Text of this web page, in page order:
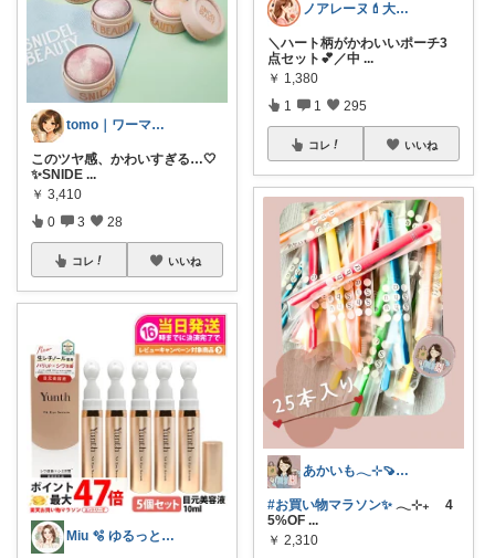
tomo｜ワーママの快適な暮らし🌿
このツヤ感、かわいすぎる…🤍
✨SNIDE ...
￥ 3,410
0 3 28
コレ いいね
Miu 🫧 ゆるっと自分磨き。
ノアレーヌ💄大人ゆる美容
＼ハート柄がかわいいポーチ3
点セット💕／中 ...
￥ 1,380
1 1 295
コレ いいね
あかいも𓂃⊹🍠8月もよろしくです✨
#お買い物マラソン✨ 𓂃⊹₊ 4
5%OF ...
￥ 2,310